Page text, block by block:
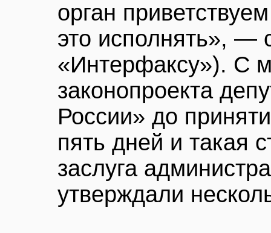
орган
это исполнять», —
«Интерфаксу»). С
законопроекта
России» до
пять дней и такая
заслуга
утверждали